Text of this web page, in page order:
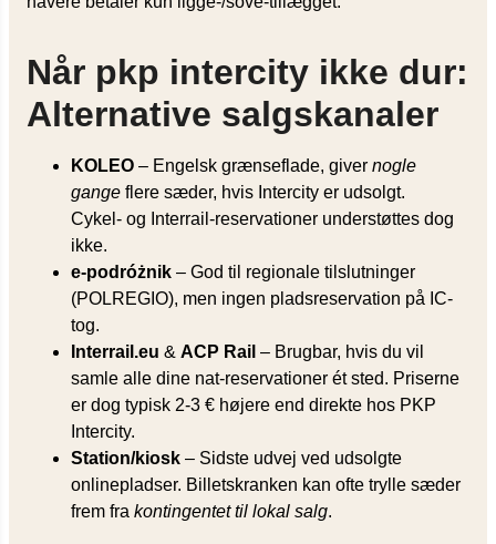
Når pkp intercity ikke dur:
Alternative salgskanaler
KOLEO – Engelsk grænseflade, giver nogle
gange flere sæder, hvis Intercity er udsolgt.
Cykel- og Interrail-reservationer understøttes dog
ikke.
e-podróżnik – God til regionale tilslutninger
(POLREGIO), men ingen pladsreservation på IC-
tog.
Interrail.eu & ACP Rail – Brugbar, hvis du vil
samle alle dine nat-reservationer ét sted. Priserne
er dog typisk 2-3 € højere end direkte hos PKP
Intercity.
Station/kiosk – Sidste udvej ved udsolgte
onlinepladser. Billetskranken kan ofte trylle sæder
frem fra kontingentet til lokal salg.